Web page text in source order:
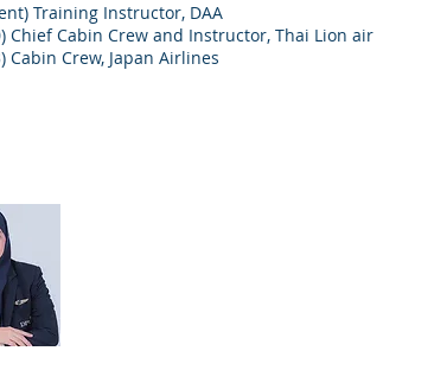
Training Instructor, DAA
Chief Cabin Crew and Instructor, Thai Lion air
Cabin Crew, Japan Airlines